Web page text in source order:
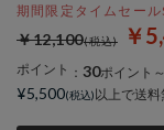
期間限定タイムセー
￥
￥12,100
ポイント ： 30ポイント
¥5,500 以上で送料